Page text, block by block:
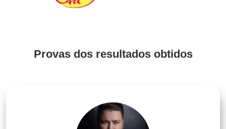
Provas dos resultados obtidos